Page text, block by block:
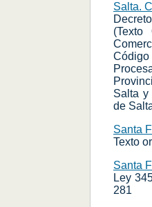
Salta.
Código
Salta y
de
Santa
Texto
Santa
Ley
281